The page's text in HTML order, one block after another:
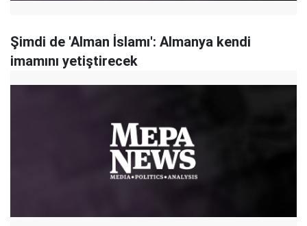
Şimdi de 'Alman İslamı': Almanya kendi
imamını yetiştirecek